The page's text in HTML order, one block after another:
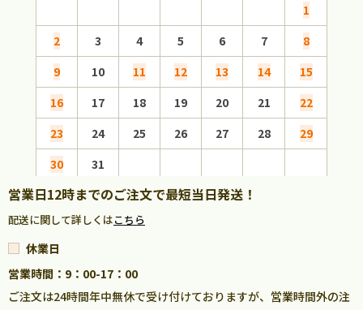
1
2
3 4 5 6 7
8
9
10 11 12 13 14
15
16
17 18 19 20 21
22
23
24 25 26 27 28
29
30
31
営業日12時までのご注文で最短当日発送！
配送に関して詳しくはこちら
休業日
営業時間：9：00-17：00
ご注文は24時間年中無休で受け付けておりますが、営業時間外の注